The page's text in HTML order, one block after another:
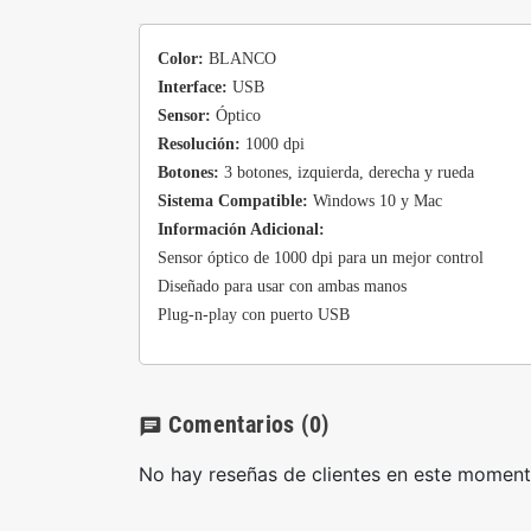
Color: BLANCO
Interface: USB
Sensor: Óptico
Resolución: 1000 dpi
Botones: 3 botones, izquierda, derecha y rueda
Sistema Compatible: Windows 10 y Mac
Información Adicional:
Sensor óptico de 1000 dpi para un mejor control
Diseñado para usar con ambas manos
Plug-n-play con puerto USB
chat Comentarios (0)
No hay reseñas de clientes en este